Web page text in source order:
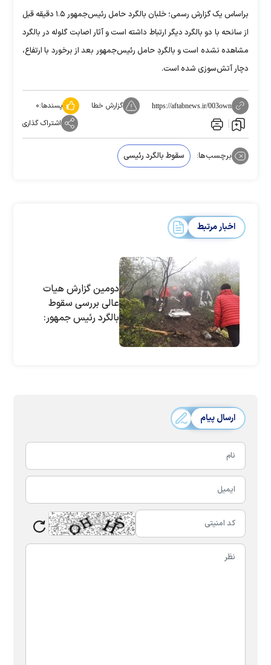
براساس یک گزارش رسمی؛ خلبان بالگرد حامل رئیس‌جمهور ۱.۵ دقیقه قبل
از سانحه با دو بالگرد دیگر ارتباط داشته است و آثار اصابت گلوله در بالگرد
مشاهده نشده است و بالگردِ حامل رئیس‌جمهور بعد از برخورد با ارتفاع،
دچار آتش‌سوزی شده است.
https://aftabnews.ir/003own گزارش خطا پسندها:۰
اشتراک گذاری
برچسب‌ها: سقوط بالگرد رئیسی
اخبار مرتبط
دومین گزارش هیات
عالی بررسی سقوط
بالگرد رئیس جمهور:
ارسال پیام